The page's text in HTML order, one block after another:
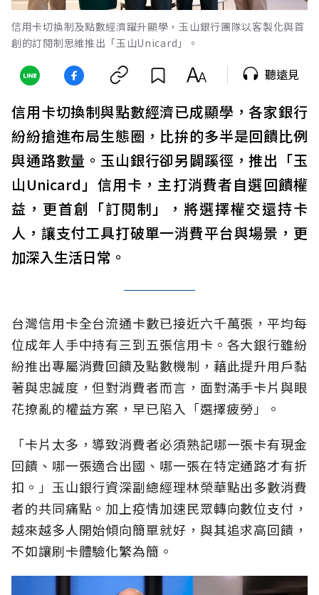
信用卡切換制及點數經濟躍升顯學，玉山銀行團隊以客製化與首
創的訂閱制思維推出「玉山Unicard」。
聽遠見
信用卡切換制與點數經濟已成顯學，各家銀行
紛紛搶進布局生態圈，比拚的多半是回饋比例
與通路數量。玉山銀行卻另闢蹊徑，推出「玉
山Unicard」信用卡，主打消費者自選回饋權
益，更首創「訂閱制」，將選擇權交還持卡
人，讓支付工具打破單一消費平台與場景，更
加深入生活日常。
台灣信用卡全台流通卡數已接近六千萬張，平均每
位成年人手中持有三到五張信用卡。各大銀行雖紛
紛推出專屬消費回饋及點數機制，藉此提升用戶黏
著與忠誠度，但對消費者而言，面對滿手卡片與眼
花撩亂的權益方案，早已陷入「選擇疲勞」。
「卡片太多，導致消費者必須熟記哪一張卡有現金
回饋、哪一張適合出國、哪一張在特定通路才有折
扣。」玉山銀行資深副總經理林榮華點出多數消費
者的共同痛點。加上疫情加速民眾轉向數位支付，
越來越多人開始傾向簡單就好，與其追求高回饋，
不如讓刷卡體驗化繁為簡。